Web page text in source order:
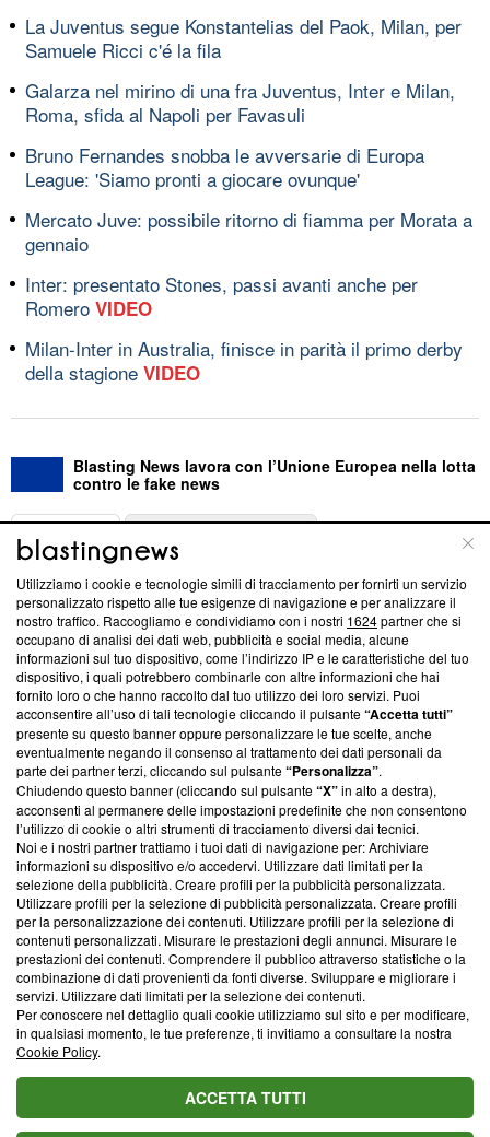
La Juventus segue Konstantelias del Paok, Milan, per
Samuele Ricci c'é la fila
Galarza nel mirino di una fra Juventus, Inter e Milan,
Roma, sfida al Napoli per Favasuli
Bruno Fernandes snobba le avversarie di Europa
League: 'Siamo pronti a giocare ovunque'
Mercato Juve: possibile ritorno di fiamma per Morata a
gennaio
Inter: presentato Stones, passi avanti anche per
Romero VIDEO
Milan-Inter in Australia, finisce in parità il primo derby
della stagione VIDEO
Blasting News lavora con l’Unione Europea nella lotta
contro le fake news
ABOUT
Questa sezione offre informazioni trasparenti su Blasting
News, sui nostri processi editoriali e su come ci impegniamo a
creare news di qualità. Inoltre, afferma la nostra aderenza a
‘Trust Project - News with Integrity’Blasting News non è
ancora membro del programma, ma ha richiesto di farne
parte; Trust Project non ha ancora effettuato una verifica di
conformità agli standard.
Su di noi
Team editoriale
Corporate
Redazione
Informativa Privacy
Cookie Policy
Blasting SA, IDI CHE-247.845.224, Via Carlo Frasca, 3 - 6900
Lugano (Svizzera) Tel:+39 0690258937
© 2026 Blasting News
Utilizziamo i cookie e tecnologie simili di tracciamento per fornirti un servizio
personalizzato rispetto alle tue esigenze di navigazione e per analizzare il
nostro traffico. Raccogliamo e condividiamo con i nostri 1624partner che si
occupano di analisi dei dati web, pubblicità e social media, alcune
informazioni sul tuo dispositivo, come l’indirizzo IP e le caratteristiche del tuo
dispositivo, i quali potrebbero combinarle con altre informazioni che hai
fornito loro o che hanno raccolto dal tuo utilizzo dei loro servizi. Puoi
acconsentire all’uso di tali tecnologie cliccando il pulsante“Accetta tutti”
presente su questo banner oppure personalizzare le tue scelte, anche
eventualmente negando il consenso al trattamento dei dati personali da
parte dei partner terzi, cliccando sul pulsante“Personalizza”.
Chiudendo questo banner (cliccando sul pulsante“X”in alto a destra),
acconsenti al permanere delle impostazioni predefinite che non consentono
l’utilizzo di cookie o altri strumenti di tracciamento diversi dai tecnici.
Noi e i nostri partner trattiamo i tuoi dati di navigazione per: Archiviare
informazioni su dispositivo e/o accedervi. Utilizzare dati limitati per la
selezione della pubblicità. Creare profili per la pubblicità personalizzata.
Utilizzare profili per la selezione di pubblicità personalizzata. Creare profili
per la personalizzazione dei contenuti. Utilizzare profili per la selezione di
contenuti personalizzati. Misurare le prestazioni degli annunci. Misurare le
prestazioni dei contenuti. Comprendere il pubblico attraverso statistiche o la
combinazione di dati provenienti da fonti diverse. Sviluppare e migliorare i
servizi. Utilizzare dati limitati per la selezione dei contenuti.
Per conoscere nel dettaglio quali cookie utilizziamo sul sito e per modificare,
in qualsiasi momento, le tue preferenze, ti invitiamo a consultare la nostra
Cookie Policy.
ACCETTA TUTTI